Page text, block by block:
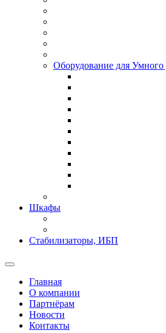
Оборудование для
Шкафы
Стабилизаторы, ИБП
Главная
О компании
Партнёрам
Новости
Контакты